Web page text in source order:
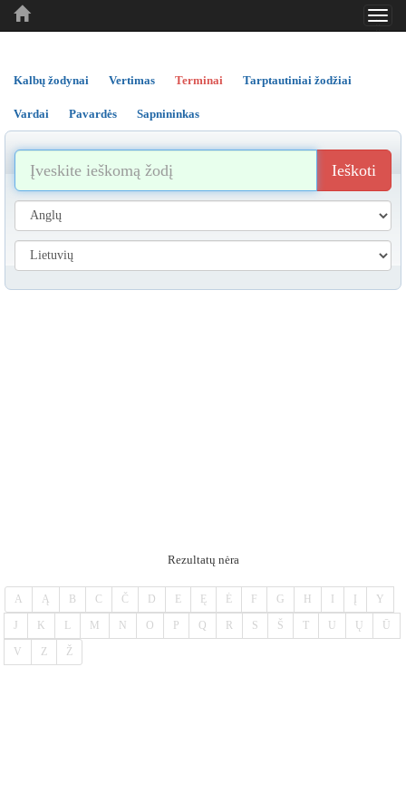
..
..
Kalbų žodynai Vertimas Terminai Tarptautiniai žodžiai
Vardai Pavardės Sapnininkas
Ieškoti
Rezultatų nėra
A Ą B C Č D E Ę Ė F G H Y
J K L M N O P Q R S Š T U Ų Ū
V Z Ž